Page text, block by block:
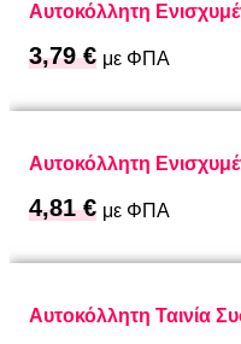
Αυτοκόλλητη
3,79€ με ΦΠΑ
Αυτοκόλλητη
4,81€ με ΦΠΑ
Αυτοκόλλητη Ταινία